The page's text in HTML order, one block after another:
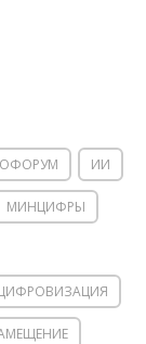
ИИ
МИНЦИФРЫ